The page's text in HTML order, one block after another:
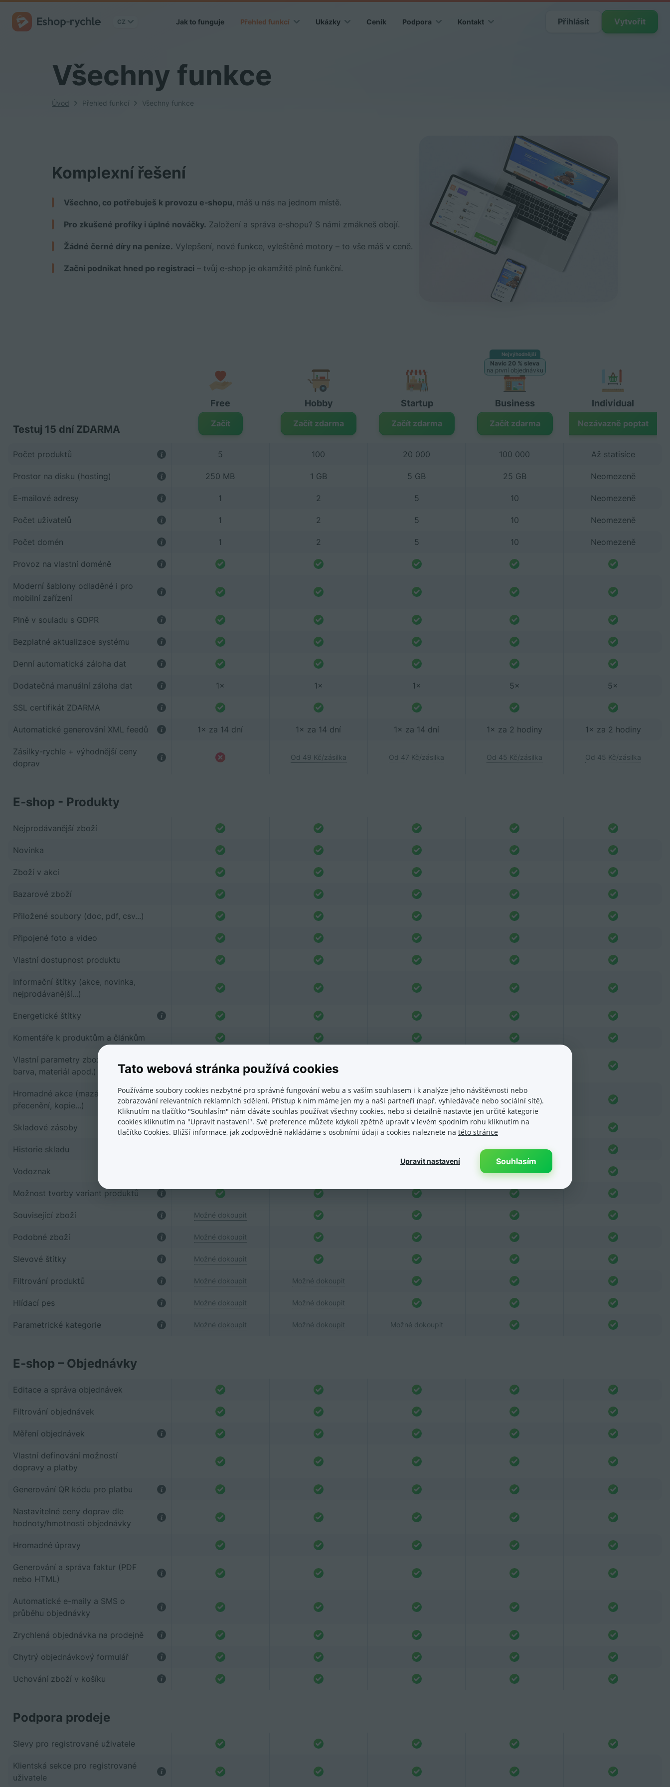
CZ Jak to funguje Přehled funkcí Ukázky Ceník Podpora Kontakt Přihlásit Vytvořit
Všechny funkce
Úvod Přehled funkcí Všechny funkce
Komplexní řešení
Všechno, co potřebuješ k provozu e‑shopu, máš u nás na jednom místě.
Pro zkušené profíky i úplné nováčky. Založení a správa e‑shopu? S námi zmákneš obojí.
Žádné černé díry na peníze. Vylepšení, nové funkce, vyleštěné motory – to vše máš v ceně.
Začni podnikat hned po registraci – tvůj e-shop je okamžitě plně funkční.
Testuj 15 dní ZDARMA
Free
Začít
Hobby
Začít zdarma
Startup
Začít zdarma
Nejvýhodnější
Navíc 20 % sleva
na první objednávku
Business
Začít zdarma
Individual
Nezávazně poptat
Počet produktů 5 100 20 000 100 000 Až statisíce
Prostor na disku (hosting) 250 MB 1 GB 5 GB 25 GB Neomezeně
E-mailové adresy 1 2 5 10 Neomezeně
Počet uživatelů 1 2 5 10 Neomezeně
Počet domén 1 2 5 10 Neomezeně
Provoz na vlastní doméně
Moderní šablony odladěné i pro
mobilní zařízení
Plně v souladu s GDPR
Bezplatné aktualizace systému
Denní automatická záloha dat
Dodatečná manuální záloha dat 1× 1× 1× 5× 5×
SSL certifikát ZDARMA
Automatické generování XML feedů 1× za 14 dní 1× za 14 dní 1× za 14 dní 1× za 2 hodiny 1× za 2 hodiny
Zásilky-rychle + výhodnější ceny
doprav
Od 49 Kč/zásilka Od 47 Kč/zásilka Od 45 Kč/zásilka Od 45 Kč/zásilka
E‑shop - Produkty
Nejprodávanější zboží
Novinka
Zboží v akci
Bazarové zboží
Přiložené soubory (doc, pdf, csv...)
Připojené foto a video
Vlastní dostupnost produktu
Informační štítky (akce, novinka,
nejprodávanější...)
Energetické štítky
Komentáře k produktům a článkům
Vlastní parametry zboží (velikost,
barva, materiál apod.)
Hromadné akce (mazání, přesun,
přecenění, kopie...)
Skladové zásoby
Historie skladu
Vodoznak
Možnost tvorby variant produktů
Související zboží Možné dokoupit
Podobné zboží Možné dokoupit
Slevové štítky Možné dokoupit
Filtrování produktů Možné dokoupit Možné dokoupit
Hlídací pes Možné dokoupit Možné dokoupit
Parametrické kategorie Možné dokoupit Možné dokoupit Možné dokoupit
E‑shop – Objednávky
Editace a správa objednávek
Filtrování objednávek
Měření objednávek
Vlastní definování možností
dopravy a platby
Generování QR kódu pro platbu
Nastavitelné ceny doprav dle
hodnoty/hmotnosti objednávky
Hromadné úpravy
Generování a správa faktur (PDF
nebo HTML)
Automatické e-maily a SMS o
průběhu objednávky
Zrychlená objednávka na prodejně
Chytrý objednávkový formulář
Uchování zboží v košíku
Podpora prodeje
Slevy pro registrované uživatele
Klientská sekce pro registrované
uživatele
Tato webová stránka používá cookies
Používáme soubory cookies nezbytné pro správné fungování webu a s vaším souhlasem i k analýze jeho návštěvnosti nebo
zobrazování relevantních reklamních sdělení. Přístup k nim máme jen my a naši partneři (např. vyhledávače nebo sociální sítě).
Kliknutím na tlačítko "Souhlasím" nám dáváte souhlas používat všechny cookies, nebo si detailně nastavte jen určité kategorie
cookies kliknutím na "Upravit nastavení". Své preference můžete kdykoli zpětně upravit v levém spodním rohu kliknutím na
tlačítko Cookies. Bližší informace, jak zodpovědně nakládáme s osobními údaji a cookies naleznete na této stránce
Souhlasím
Upravit nastavení